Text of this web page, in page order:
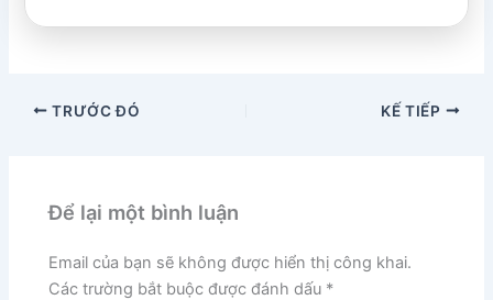
TRƯỚC ĐÓ KẾ TIẾP
Để lại một bình luận
Email của bạn sẽ không được hiển thị công khai.
Các trường bắt buộc được đánh dấu *